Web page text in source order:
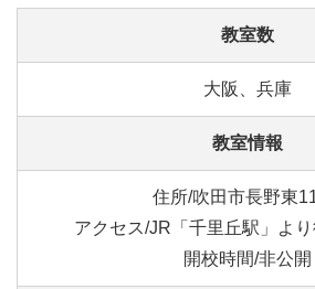
教室数
大阪、兵庫
教室情報
住所/吹田市長野東
アクセス/JR「千里丘駅」よ
開校時間/非公開